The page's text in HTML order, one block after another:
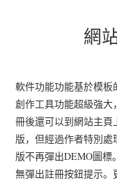
阿里云已备案
網
軟件功能功能基於模
創作工具功能超級強大
冊後還可以到網站主頁
版，但經過作者特別
版不再彈出DEMO圖標
無彈出註冊按鈕提示。